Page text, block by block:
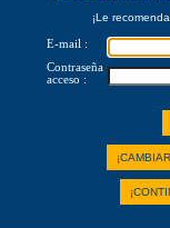
¡Le
E-mail :
Contraseña
acceso :